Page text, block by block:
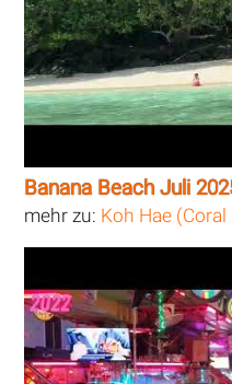
Banana Beach Juli
mehr zu: Koh Hae